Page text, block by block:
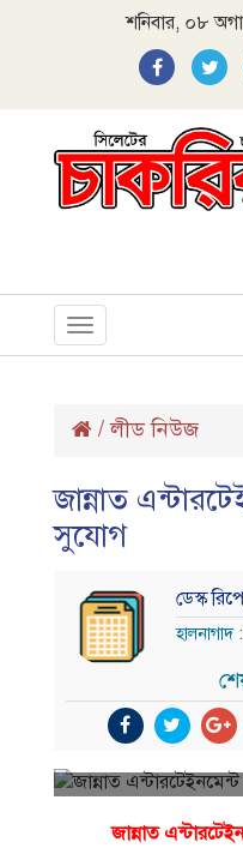
শনিবার, ০৮
Toggle
navigation
/লীড নিউজ
জান্নাত
সুযোগ
ডেস্ক
জান্নাত